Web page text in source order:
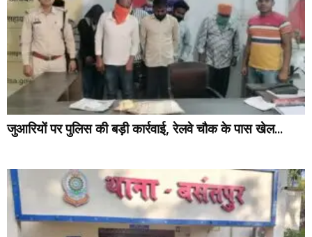
जुआरियों पर पुलिस की बड़ी कार्रवाई, रेलवे चौक के पास खेल...